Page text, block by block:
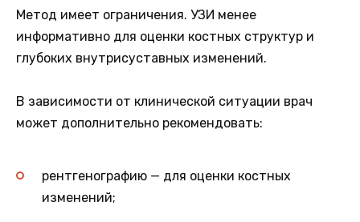
Метод имеет ограничения. УЗИ менее
информативно для оценки костных структур и
глубоких внутрисуставных изменений.
В зависимости от клинической ситуации врач
может дополнительно рекомендовать:
рентгенографию — для оценки костных
изменений;